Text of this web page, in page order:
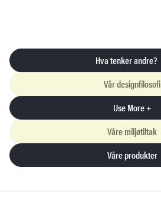
Hva tenker andre?
Vår designfilosofi
Use More +
Våre miljøtiltak
Våre produkter